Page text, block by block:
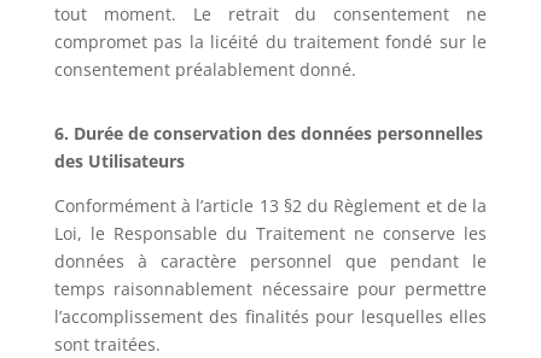
tout moment. Le retrait du consentement ne
compromet pas la licéité du traitement fondé sur le
consentement préalablement donné.
6. Durée de conservation des données personnelles
des Utilisateurs
Conformément à l’article 13 §2 du Règlement et de la
Loi, le Responsable du Traitement ne conserve les
données à caractère personnel que pendant le
temps raisonnablement nécessaire pour permettre
l’accomplissement des finalités pour lesquelles elles
sont traitées.